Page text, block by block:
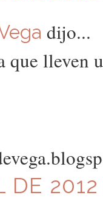
dijo...
que
DE